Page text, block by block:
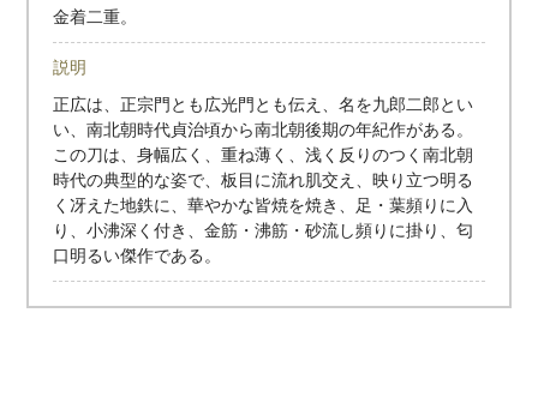
金着二重。
説明
正広は、正宗門とも広光門とも伝え、名を九郎二郎とい
い、南北朝時代貞治頃から南北朝後期の年紀作がある。
この刀は、身幅広く、重ね薄く、浅く反りのつく南北朝
時代の典型的な姿で、板目に流れ肌交え、映り立つ明る
く冴えた地鉄に、華やかな皆焼を焼き、足・葉頻りに入
り、小沸深く付き、金筋・沸筋・砂流し頻りに掛り、匂
口明るい傑作である。